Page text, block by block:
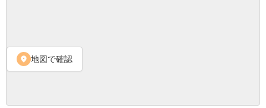
location_on 地図で確認